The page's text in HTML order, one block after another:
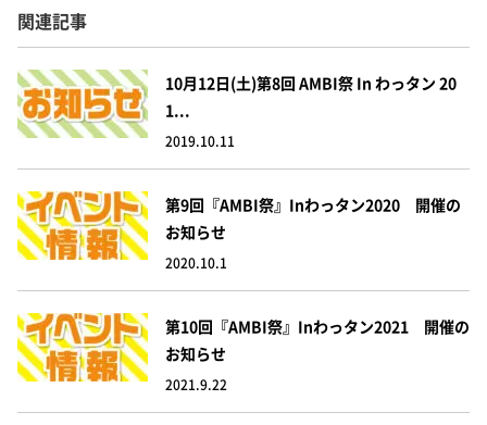
e
b
o
o
k
r
関連記事
10月12日(土)第8回 AMBI祭 In わっタン 20
1...
2019.10.11
第9回『AMBI祭』inわっタン2020 開催の
お知らせ
2020.10.1
第10回『AMBI祭』inわっタン2021 開催の
お知らせ
2021.9.22